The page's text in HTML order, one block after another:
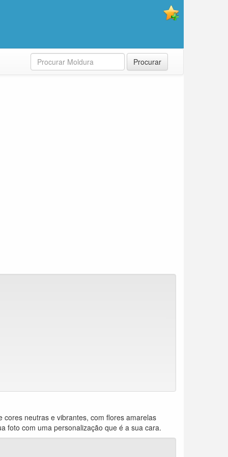
Procurar
neutras e vibrantes, com flores amarelas
foto com uma personalização que é a sua cara.